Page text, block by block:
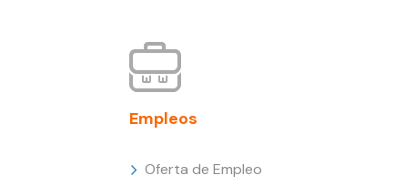
Empleos
Oferta de Empleo